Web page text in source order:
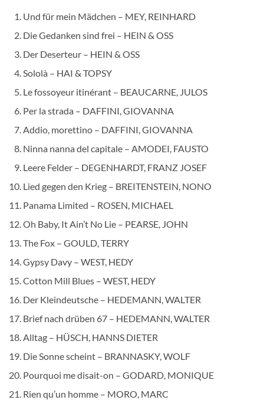
Und für mein Mädchen – MEY, REINHARD
Die Gedanken sind frei – HEIN & OSS
Der Deserteur – HEIN & OSS
Sololà – HAI & TOPSY
Le fossoyeur itinérant – BEAUCARNE, JULOS
Per la strada – DAFFINI, GIOVANNA
Addio, morettino – DAFFINI, GIOVANNA
Ninna nanna del capitale – AMODEI, FAUSTO
Leere Felder – DEGENHARDT, FRANZ JOSEF
Lied gegen den Krieg – BREITENSTEIN, NONO
Panama Limited – ROSEN, MICHAEL
Oh Baby, It Ain’t No Lie – PEARSE, JOHN
The Fox – GOULD, TERRY
Gypsy Davy – WEST, HEDY
Cotton Mill Blues – WEST, HEDY
Der Kleindeutsche – HEDEMANN, WALTER
Brief nach drüben 67 – HEDEMANN, WALTER
Alltag – HÜSCH, HANNS DIETER
Die Sonne scheint – BRANNASKY, WOLF
Pourquoi me disait-on – GODARD, MONIQUE
Rien qu’un homme – MORO, MARC